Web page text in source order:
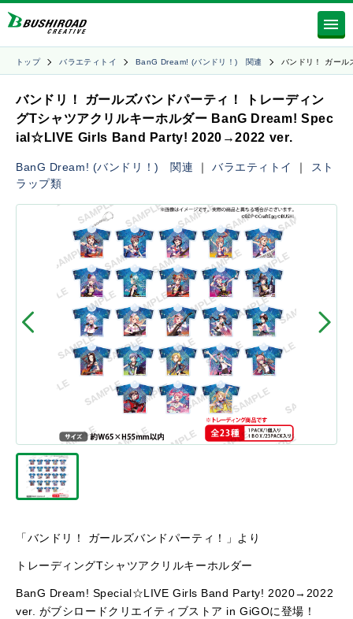
トップ バラエティトイ BanG Dream! (バンドリ！) 関連 バンドリ！ ガー
バンドリ！ ガールズバンドパーティ！ トレーディン
グTシャツアクリルキーホルダー BanG Dream! Spec
ial☆LIVE Girls Band Party! 2020→2022 ver.
BanG Dream! (バンドリ！) 関連 ｜バラエティトイ ｜
スト
ラップ類
「バンドリ！ ガールズバンドパーティ！」より
トレーディングTシャツアクリルキーホルダー
BanG Dream! Special☆LIVE Girls Band Party! 2020→2022
ver. がブシロードクリエイティブストア in GiGOに登場！